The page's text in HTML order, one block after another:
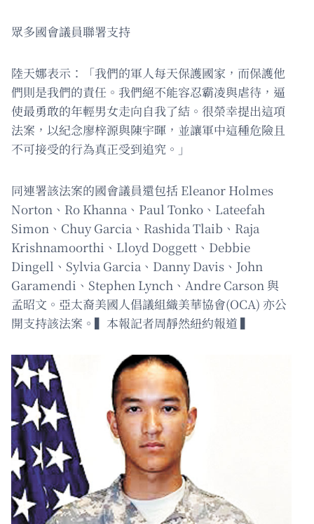
眾多國會議員聯署支持
陸天娜表示：「我們的軍人每天保護國家，而保護他
們則是我們的責任。我們絕不能容忍霸凌與虐待，逼
使最勇敢的年輕男女走向自我了結。很榮幸提出這項
法案，以紀念廖梓源與陳宇暉，並讓軍中這種危險且
不可接受的行為真正受到追究。」
同連署該法案的國會議員還包括 Eleanor Holmes
Norton、Ro Khanna、Paul Tonko、Lateefah
Simon、Chuy Garcia、Rashida Tlaib、Raja
Krishnamoorthi、Lloyd Doggett、Debbie
Dingell、Sylvia Garcia、Danny Davis、John
Garamendi、Stephen Lynch、Andre Carson 與
孟昭文。亞太裔美國人倡議組織美華協會(OCA) 亦公
開支持該法案。▍本報記者周靜然紐約報道 ▍